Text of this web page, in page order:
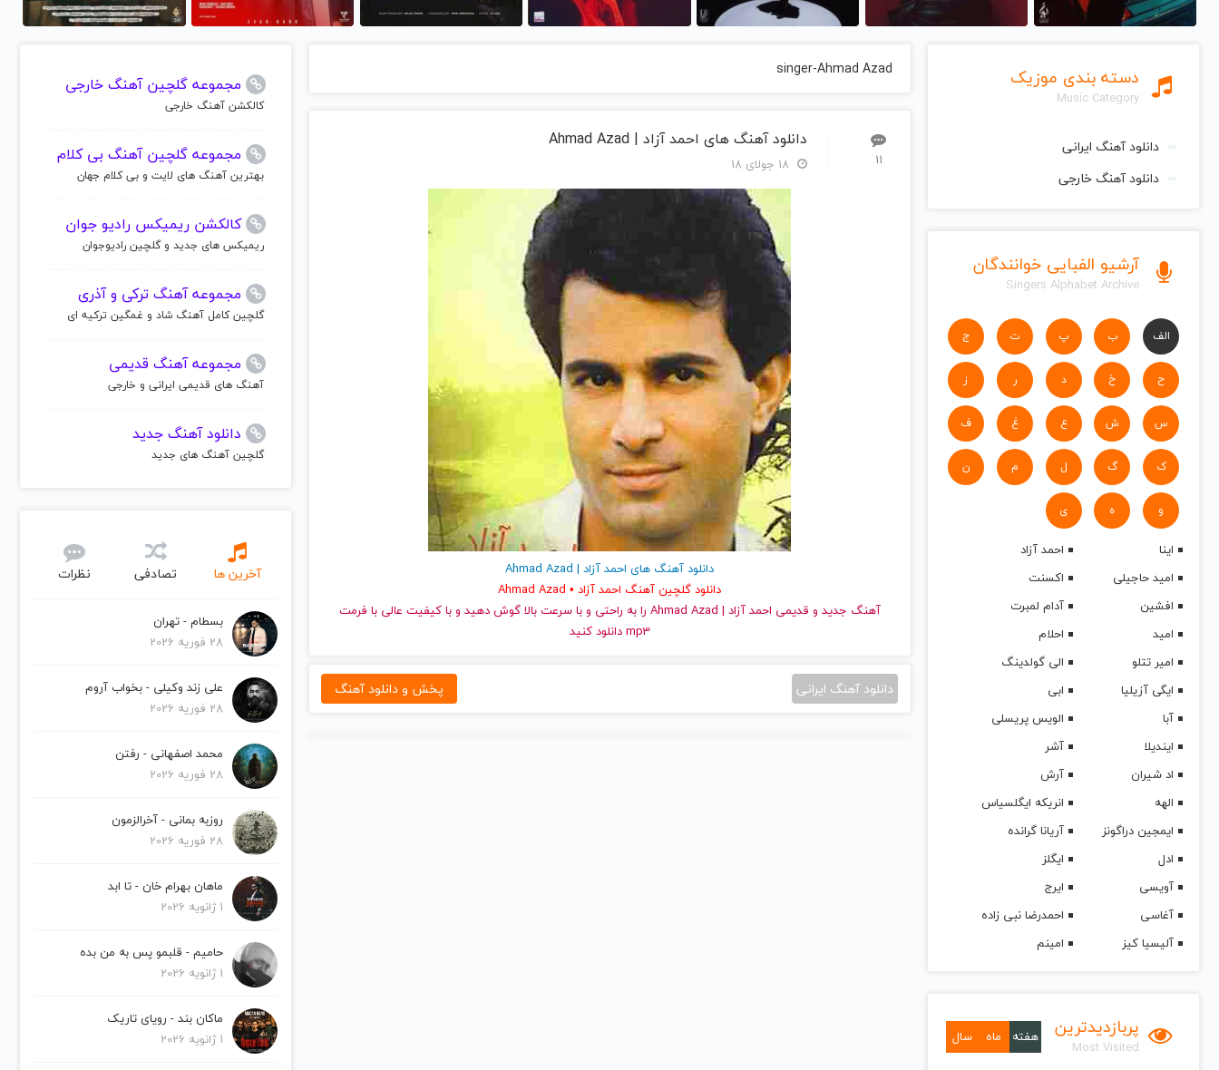
دسته بندی موزیک
Music Category
دانلود آهنگ ایرانی
دانلود آهنگ خارجی
آرشیو الفبایی خوانندگان
Singers Alphabet Archive
الف ب پ ت ج
ح خ د ر ز
س ش ع غ ف
ک گ ل م ن
و ه ی
اینا
احمد آزاد
امید حاجیلی
اکسنت
افشین
آدام لمبرت
امید
احلام
امیر تتلو
الی گولدینگ
ایگی آزیلیا
ابی
آبا
الویس پریسلی
ایندیلا
آشر
اد شیران
آرش
الهه
انریکه ایگلسیاس
ایمجین دراگونز
آریانا گرانده
ادل
ایگلز
آویسی
ایرج
آغاسی
احمدرضا نبی زاده
آلیسیا کیز
امینم
پربازدیدترین
Most Visited
هفته ماه سال
singer-Ahmad Azad
11
دانلود آهنگ های احمد آزاد | Ahmad Azad
دانلود آهنگ های احمد آزاد | Ahmad Azad
دانلود گلچین آهنگ احمد آزاد • Ahmad Azad
آهنگ جدید
و قدیمی احمد آزاد | Ahmad Azad را به راحتی و با سرعت بالا گوش دهید و با کیفیت عالی با فرمت
mp3 دانلود کنید
دانلود آهنگ ایرانی پخش و دانلود آهنگ
مجموعه گلچین آهنگ خارجی
کالکشن آهنگ خارجی
مجموعه گلچین آهنگ بی کلام
بهترین آهنگ های لایت و بی کلام جهان
کالکشن ریمیکس رادیو جوان
ریمیکس های جدید و گلچین رادیوجوان
مجموعه آهنگ ترکی و آذری
گلچین کامل آهنگ شاد و غمگین ترکیه ای
مجموعه آهنگ قدیمی
آهنگ های قدیمی ایرانی و خارجی
دانلود آهنگ جدید
گلچین آهنگ های جدید
آخرین ها تصادفی نظرات
بسطام - تهران
28 فوریه 2026
علی زند وکیلی - بخواب آروم
28 فوریه 2026
محمد اصفهانی - رفتن
28 فوریه 2026
روزبه بمانی - آخرالزمون
28 فوریه 2026
ماهان بهرام خان - تا ابد
1 ژانویه 2026
حامیم - قلبمو پس به من بده
1 ژانویه 2026
ماکان بند - رویای تاریک
1 ژانویه 2026